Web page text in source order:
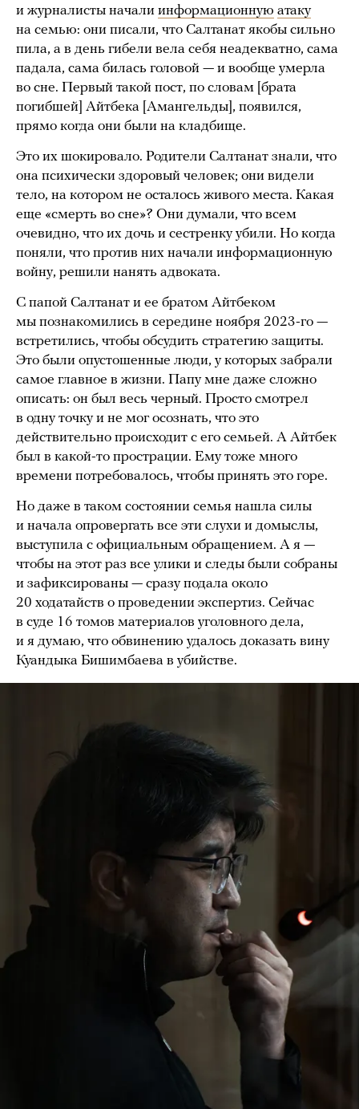
и журналисты начали информационную атаку
на семью: они писали, что Салтанат якобы сильно
пила, а в день гибели вела себя неадекватно, сама
падала, сама билась головой — и вообще умерла
во сне. Первый такой пост, по словам [брата
погибшей] Айтбека [Амангельды], появился,
прямо когда они были на кладбище.
Это их шокировало. Родители Салтанат знали, что
она психически здоровый человек; они видели
тело, на котором не осталось живого места. Какая
еще «смерть во сне»? Они думали, что всем
очевидно, что их дочь и сестренку убили. Но когда
поняли, что против них начали информационную
войну, решили нанять адвоката.
С папой Салтанат и ее братом Айтбеком
мы познакомились в середине ноября 2023-го —
встретились, чтобы обсудить стратегию защиты.
Это были опустошенные люди, у которых забрали
самое главное в жизни. Папу мне даже сложно
описать: он был весь черный. Просто смотрел
в одну точку и не мог осознать, что это
действительно происходит с его семьей. А Айтбек
был в какой-то прострации. Ему тоже много
времени потребовалось, чтобы принять это горе.
Но даже в таком состоянии семья нашла силы
и начала опровергать все эти слухи и домыслы,
выступила с официальным обращением. А я —
чтобы на этот раз все улики и следы были собраны
и зафиксированы — сразу подала около
20 ходатайств о проведении экспертиз. Сейчас
в суде 16 томов материалов уголовного дела,
и я думаю, что обвинению удалось доказать вину
Куандыка Бишимбаева в убийстве.